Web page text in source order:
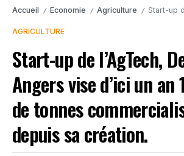
Accueil / Economie / Agriculture / Start-up de l’AgTech, Delivagri à
AGRICULTURE
Start-up de l’AgTech,
Angers vise d’ici un
de tonnes
depuis sa création.